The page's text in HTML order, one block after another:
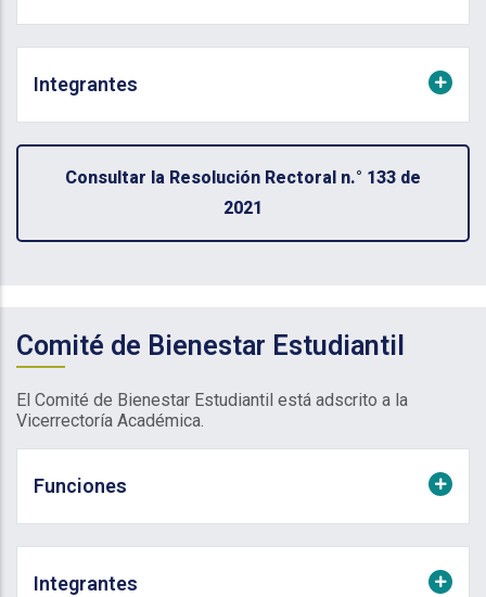
Integrantes
Consultar la Resolución Rectoral n.° 133 de
2021
Comité de Bienestar Estudiantil
El Comité de Bienestar Estudiantil está adscrito a la
Vicerrectoría Académica.
Funciones
Integrantes